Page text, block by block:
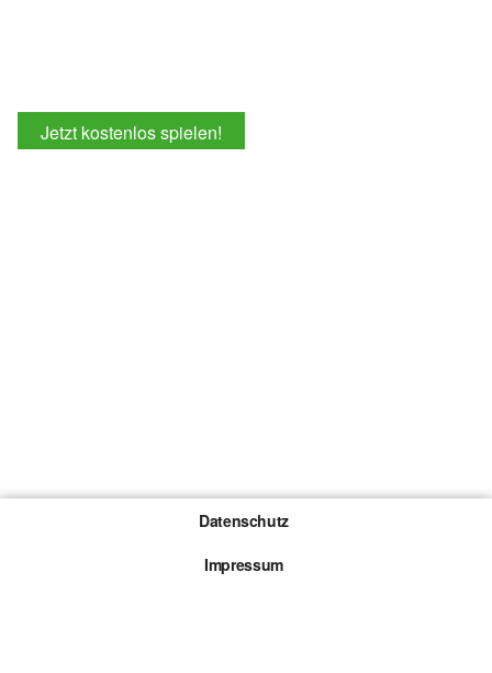
Jetzt kostenlos spielen!
Datenschutz
Impressum